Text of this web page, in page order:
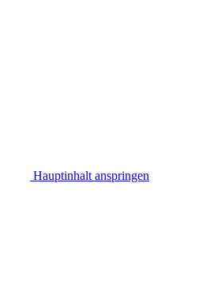
Hauptinhalt anspringen